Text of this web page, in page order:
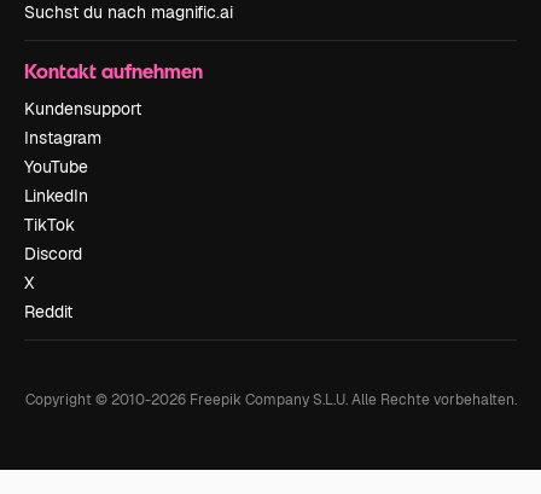
Suchst du nach magnific.ai
Kontakt aufnehmen
Kundensupport
Instagram
YouTube
LinkedIn
TikTok
Discord
X
Reddit
Copyright © 2010-2026Freepik Company S.L.U. Alle Rechte vorbehalten.